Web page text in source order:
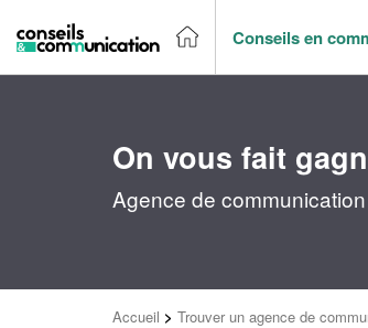
Conseils en
On vous fait
Agence de
Accueil > Trouver un agence de